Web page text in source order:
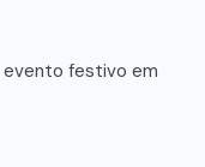
evento festivo em